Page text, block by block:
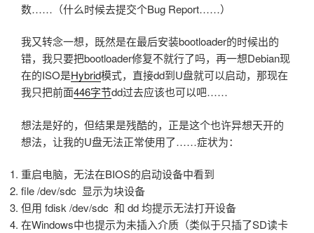
数……（什么时候去提交个Bug Report……）
我又转念一想，既然是在最后安装bootloader的时候出的
错，我只要把bootloader修复不就行了吗，再一想Debian现
在的ISO是Hybrid模式，直接dd到U盘就可以启动，那现在
我只把前面446字节dd过去应该也可以吧……
想法是好的，但结果是残酷的，正是这个也许异想天开的
想法，让我的U盘无法正常使用了……症状为：
重启电脑，无法在BIOS的启动设备中看到
file /dev/sdc 显示为块设备
但用 fdisk /dev/sdc 和 dd 均提示无法打开设备
在Windows中也提示为未插入介质（类似于只插了SD读卡